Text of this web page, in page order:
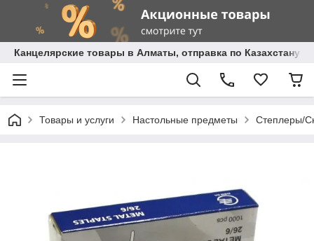
Канцелярские товары в Алматы, отправка по Казахстану.
Товары и услуги Настольные предметы Степлеры/